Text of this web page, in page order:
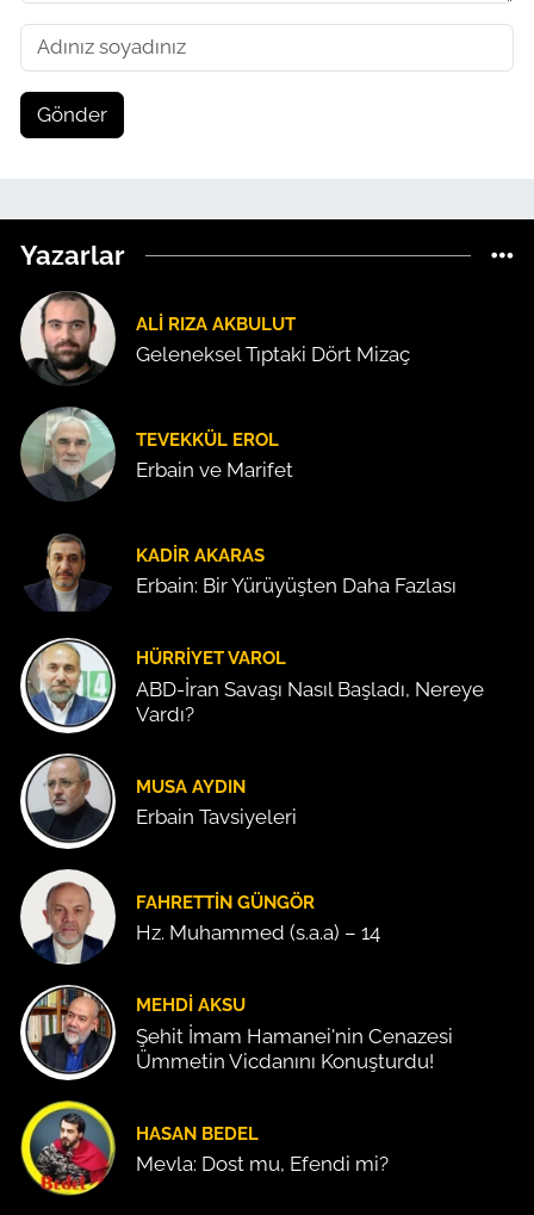
Gönder
Yazarlar
ALI RIZA AKBULUT
Geleneksel Tıptaki Dört Mizaç
TEVEKKÜL EROL
Erbain ve Marifet
KADIR AKARAS
Erbain: Bir Yürüyüşten Daha Fazlası
HÜRRIYET VAROL
ABD-İran Savaşı Nasıl Başladı, Nereye
Vardı?
MUSA AYDIN
Erbain Tavsiyeleri
FAHRETTIN GÜNGÖR
Hz. Muhammed (s.a.a) – 14
MEHDI AKSU
Şehit İmam Hamanei'nin Cenazesi
Ümmetin Vicdanını Konuşturdu!
HASAN BEDEL
Mevla: Dost mu, Efendi mi?